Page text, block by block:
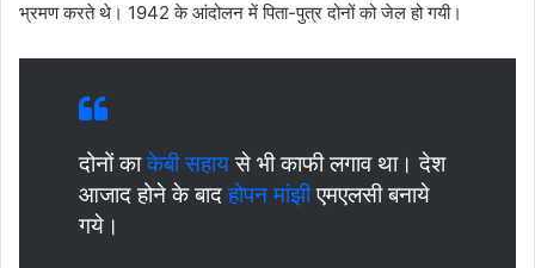
भ्रमण करते थे। 1942 के आंदोलन में पिता-पुत्र दोनों को जेल हो गयी।
दोनों काकेबी सहायसे भी काफी लगाव था। देश
आजाद होने के बादहोपन मांझीएमएलसी बनाये
गये।